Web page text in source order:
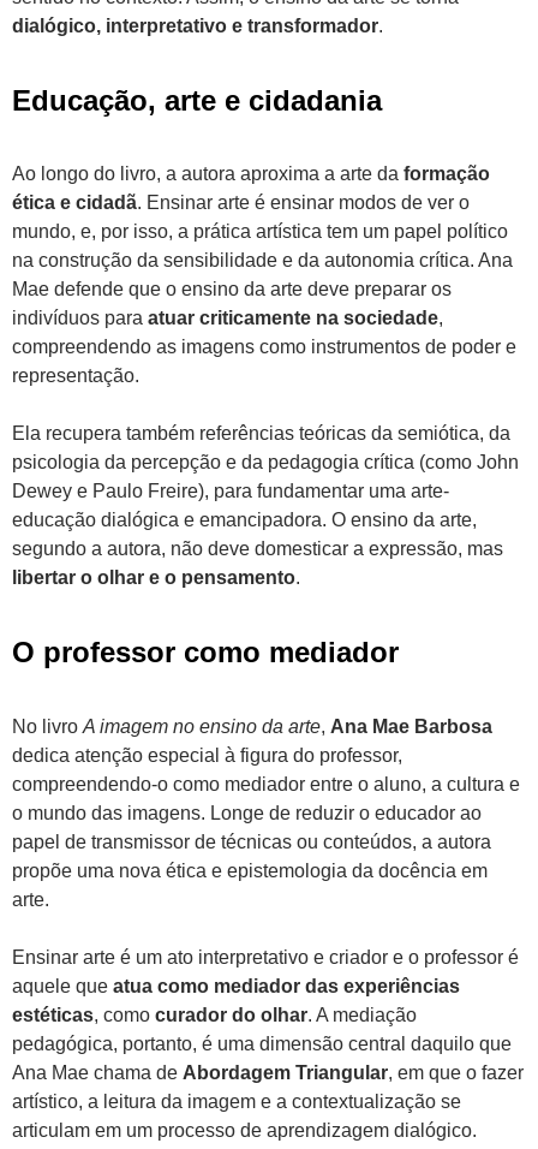
dialógico, interpretativo e transformador.
Educação, arte e cidadania
Ao longo do livro, a autora aproxima a arte da formação
ética e cidadã. Ensinar arte é ensinar modos de ver o
mundo, e, por isso, a prática artística tem um papel político
na construção da sensibilidade e da autonomia crítica. Ana
Mae defende que o ensino da arte deve preparar os
indivíduos para atuar criticamente na sociedade,
compreendendo as imagens como instrumentos de poder e
representação.
Ela recupera também referências teóricas da semiótica, da
psicologia da percepção e da pedagogia crítica (como John
Dewey e Paulo Freire), para fundamentar uma arte-
educação dialógica e emancipadora. O ensino da arte,
segundo a autora, não deve domesticar a expressão, mas
libertar o olhar e o pensamento.
O professor como mediador
No livro A imagem no ensino da arte, Ana Mae Barbosa
dedica atenção especial à figura do professor,
compreendendo-o como mediador entre o aluno, a cultura e
o mundo das imagens. Longe de reduzir o educador ao
papel de transmissor de técnicas ou conteúdos, a autora
propõe uma nova ética e epistemologia da docência em
arte.
Ensinar arte é um ato interpretativo e criador e o professor é
aquele que atua como mediador das experiências
estéticas, como curador do olhar. A mediação
pedagógica, portanto, é uma dimensão central daquilo que
Ana Mae chama de Abordagem Triangular, em que o fazer
artístico, a leitura da imagem e a contextualização se
articulam em um processo de aprendizagem dialógico.